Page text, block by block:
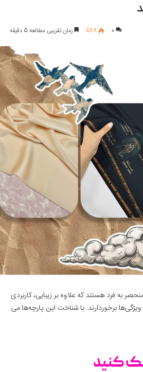
0
568 زمان تقریبی مطالعه 5 دقیقه
به فرد هستند که علاوه بر زیبایی، کاربردی
برخوردارند. با شناخت این پارچه‌ها می